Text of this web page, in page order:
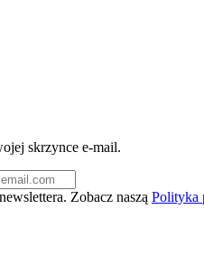
skrzynce e-mail.
Zobacz naszą Polityka